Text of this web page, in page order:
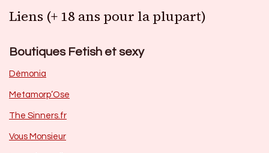
Liens (+ 18 ans pour la plupart)
Boutiques Fetish et sexy
Dèmonia
Metamorp’Ose
The Sinners.fr
Vous Monsieur